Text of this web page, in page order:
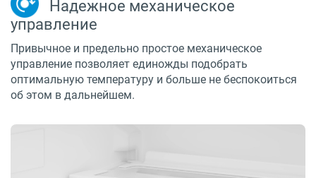
Надежное механическое
управление
Привычное и предельно простое механическое
управление позволяет единожды подобрать
оптимальную температуру и больше не беспокоиться
об этом в дальнейшем.